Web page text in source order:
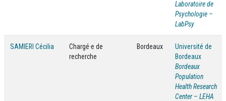
Laboratoire de
Psychologie –
LabPsy
SAMIERI Cécilia
Chargé·e de
recherche
Bordeaux
Université de
Bordeaux
Bordeaux
Population
Health Research
Center – LEHA